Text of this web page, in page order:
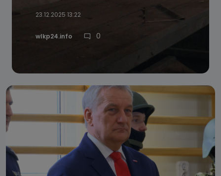
23.12.2025 13:22
wlkp24.info 0